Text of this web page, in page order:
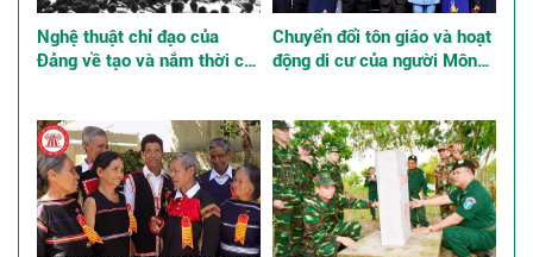
Nghệ thuật chỉ đạo của
Đảng về tạo và nắm thời cơ,
Chuyển đổi tôn giáo và hoạt
động di cư của người Mông